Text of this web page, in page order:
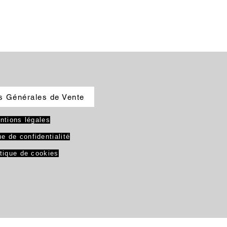
Générales de Vente
légales
de confidentialité
de cookies